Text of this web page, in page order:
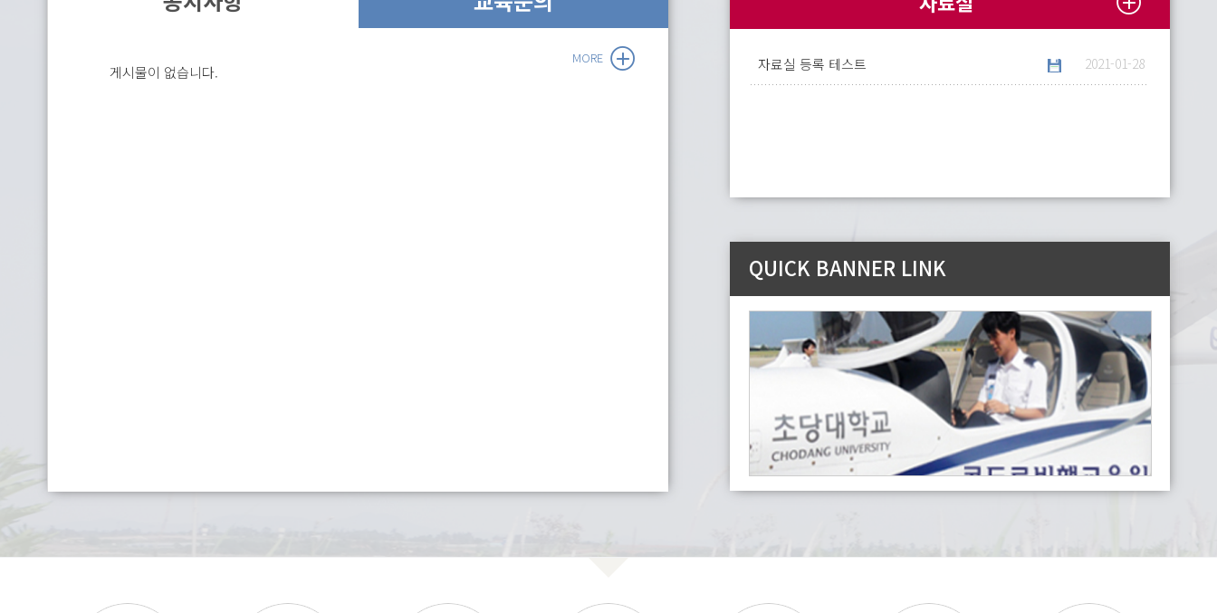
MORE
게시물이 없습니다. 자료실 등록 테스트 2021-01-28
QUICK BANNER LINK